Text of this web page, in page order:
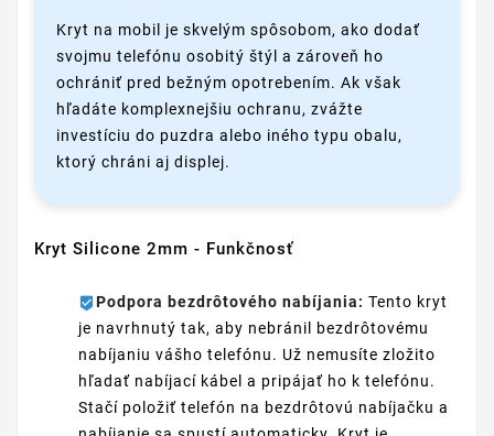
Kryt na mobil je skvelým spôsobom, ako dodať
svojmu telefónu osobitý štýl a zároveň ho
ochrániť pred bežným opotrebením. Ak však
hľadáte komplexnejšiu ochranu, zvážte
investíciu do puzdra alebo iného typu obalu,
ktorý chráni aj displej.
Kryt Silicone 2mm - Funkčnosť
Podpora bezdrôtového nabíjania: Tento kryt
je navrhnutý tak, aby nebránil bezdrôtovému
nabíjaniu vášho telefónu. Už nemusíte zložito
hľadať nabíjací kábel a pripájať ho k telefónu.
Stačí položiť telefón na bezdrôtovú nabíjačku a